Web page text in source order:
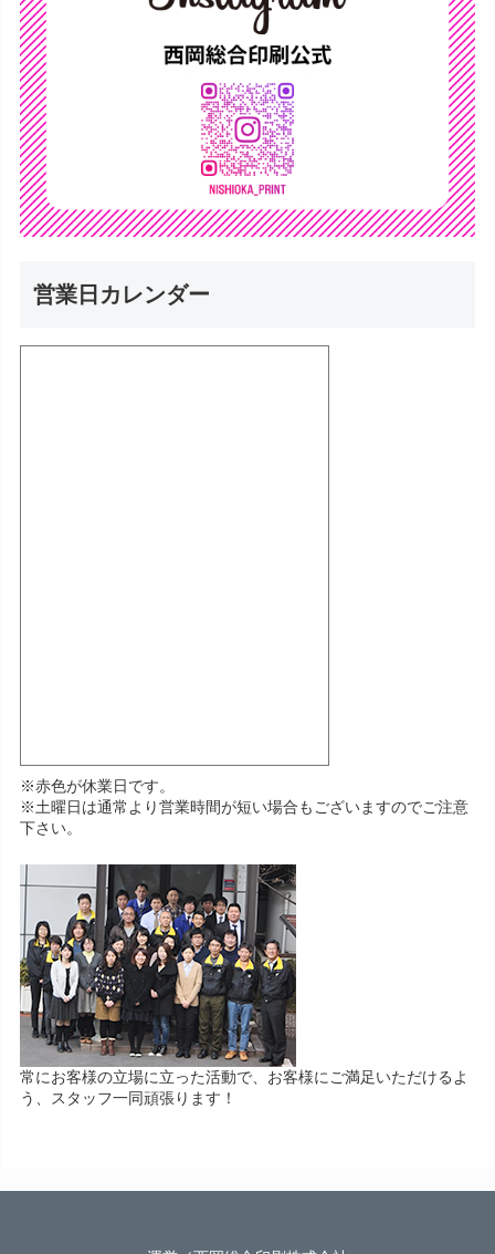
営業日カレンダー
※赤色が休業日です。
※土曜日は通常より営業時間が短い場合もございますのでご注意
下さい。
常にお客様の立場に立った活動で、お客様にご満足いただけるよ
う、スタッフ一同頑張ります！